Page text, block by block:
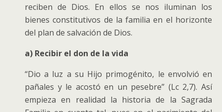
reciben de Dios. En ellos se nos iluminan los
bienes constitutivos de la familia en el horizonte
del plan de salvación de Dios.
a) Recibir el don de la vida
“Dio a luz a su Hijo primogénito, le envolvió en
pañales y le acostó en un pesebre” (Lc 2,7). Así
empieza en realidad la historia de la Sagrada